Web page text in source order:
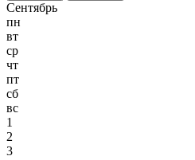
Сентябрь
пн
вт
ср
чт
пт
сб
вс
1
2
3